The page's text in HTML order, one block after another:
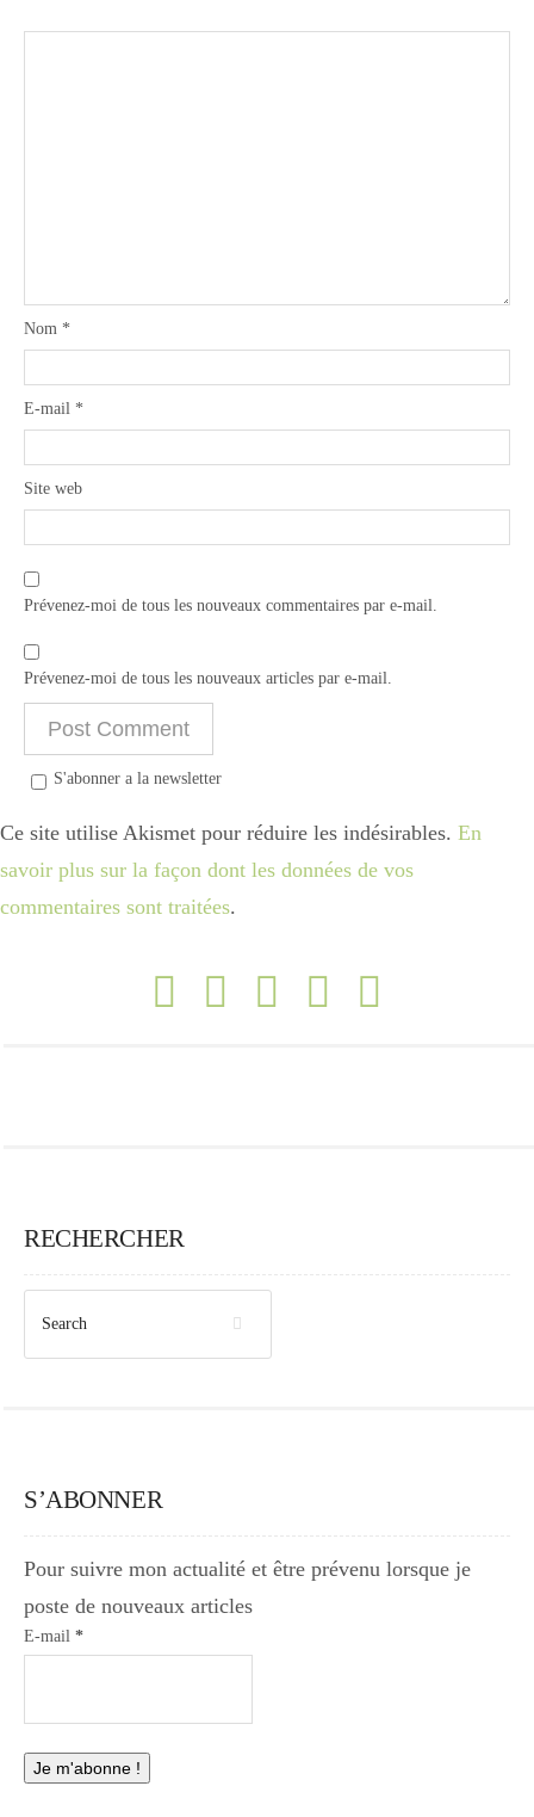
Nom *
E-mail *
Site web
Prévenez-moi de tous les nouveaux commentaires par e-mail.
Prévenez-moi de tous les nouveaux articles par e-mail.
S'abonner a la newsletter
Ce site utilise Akismet pour réduire les indésirables. En
savoir plus sur la façon dont les données de vos
commentaires sont traitées.
RECHERCHER
S’ABONNER
Pour suivre mon actualité et être prévenu lorsque je
poste de nouveaux articles
E-mail *